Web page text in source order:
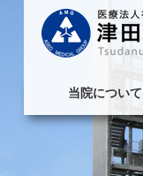
当院について